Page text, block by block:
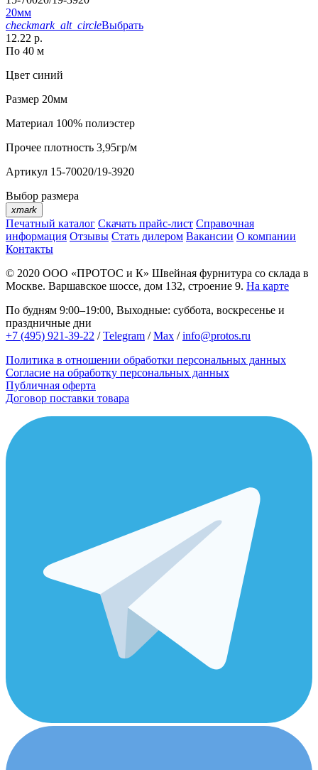
20мм
checkmark_alt_circleВыбрать
12.22 р.
По 40 м
Цвет синий
Размер 20мм
Материал 100% полиэстер
Прочее плотность 3,95гр/м
Артикул 15-70020/19-3920
Выбор размера
xmark
Печатный каталог Скачать прайс-лист Справочная
информация Отзывы Стать дилером Вакансии О компании
Контакты
© 2020 ООО «ПРОТОС и К» Швейная фурнитура со склада в
Москве. Варшавское шоссе, дом 132, строение 9. На карте
По будням 9:00–19:00, Выходные: суббота, воскресенье и
праздничные дни
+7 (495) 921-39-22 /Telegram /Max /info@protos.ru
Политика в отношении обработки персональных данных
Согласие на обработку персональных данных
Публичная оферта
Договор поставки товара